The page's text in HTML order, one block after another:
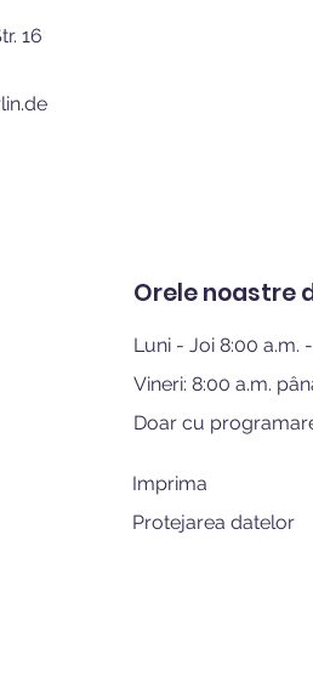
16
Orele noastre
Luni - Joi 8:00 a.m.
Vineri: 8:00 a.m.
Doar cu
Imprima
Protejarea datelor